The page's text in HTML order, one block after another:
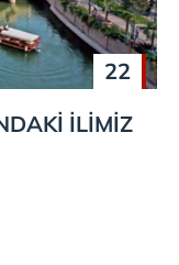
22
İLİMİZ